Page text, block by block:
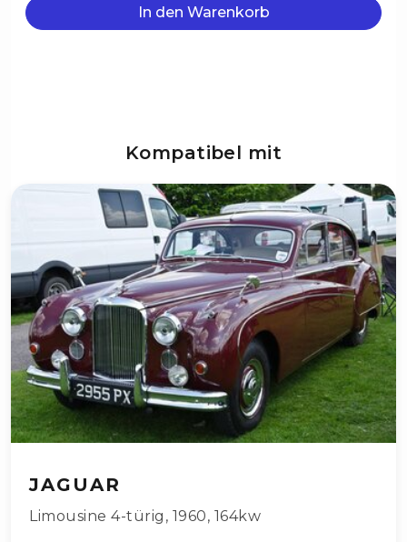
In den Warenkorb
Kompatibel mit
JAGUAR
Limousine 4-türig , 1960, 164kw